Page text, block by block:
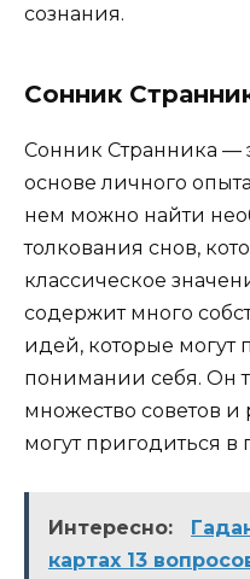
сознания.
Сонник
Сонник Странника —
основе личного
нем можно найти
толкования снов,
классическое
содержит много
идей, которые могут
понимании себя. Он
множество советов
могут пригодиться
Интересно:
картах 13